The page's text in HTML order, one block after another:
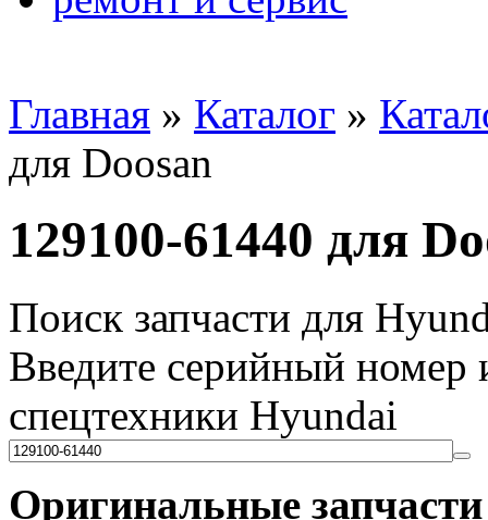
Главная » Каталог »
для Doosan
129100-61440 для
Поиск запчасти для
Введите серийный номер
спецтехники Hyundai
Оригинальные